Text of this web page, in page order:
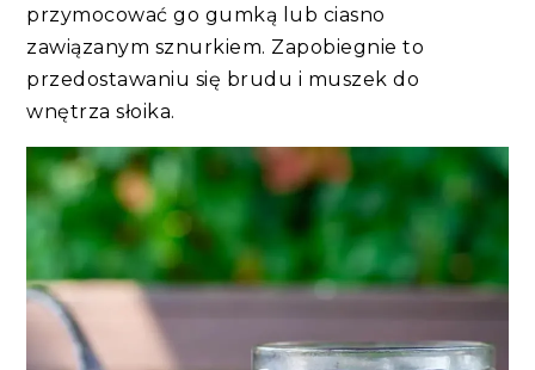
przymocować go gumką lub ciasno
zawiązanym sznurkiem. Zapobiegnie to
przedostawaniu się brudu i muszek do
wnętrza słoika.